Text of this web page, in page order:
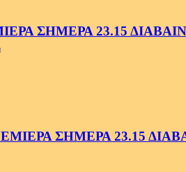
ΣΗΜΕΡΑ 23.15
ΣΗΜΕΡΑ 23.15